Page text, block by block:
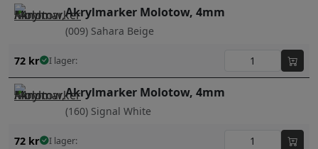
Akrylmarker Molotow, 4mm
(009) Sahara Beige
72 kr I lager:
Akrylmarker Molotow, 4mm
(160) Signal White
72 kr I lager: